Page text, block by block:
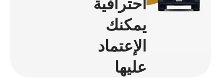
يمكنك
الإعتماد
عليها